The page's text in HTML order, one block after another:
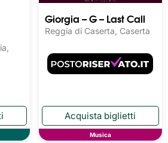
Giorgia – G – Last Call
Reggia di Caserta, Caserta
Musica